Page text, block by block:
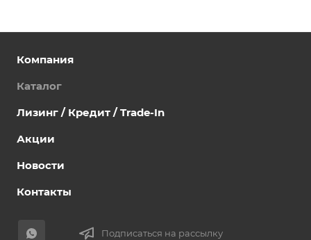
Компания
Каталог
Лизинг / Кредит / Trade-In
Акции
Новости
Контакты
Подписаться на рассылку